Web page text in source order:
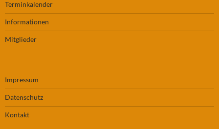
Terminkalender
Informationen
Mitglieder
Impressum
Datenschutz
Kontakt